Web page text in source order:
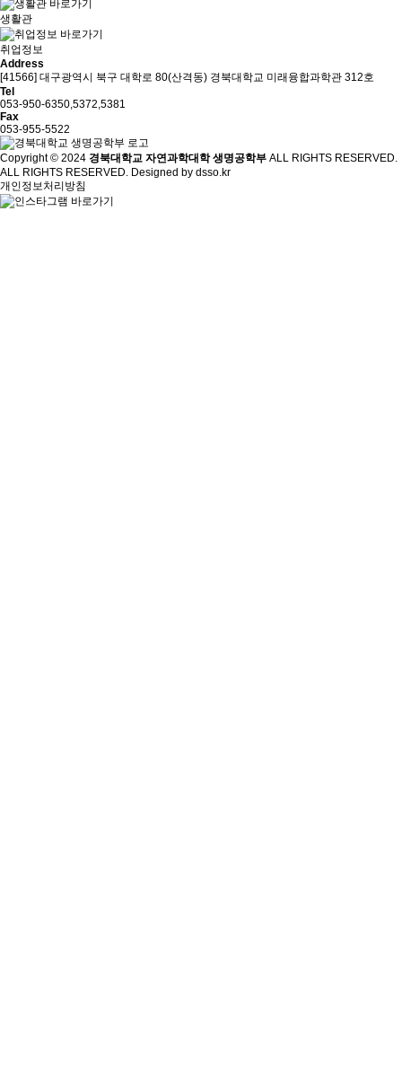
생활관
취업정보
Address
[41566] 대구광역시 북구 대학로 80(산격동) 경북대학교 미래융합과학관 312호
Tel
053-950-6350,5372,5381
Fax
053-955-5522
Copyright © 2024 경북대학교 자연과학대학 생명공학부 ALL RIGHTS RESERVED.
ALL RIGHTS RESERVED. Designed by dsso.kr
개인정보처리방침